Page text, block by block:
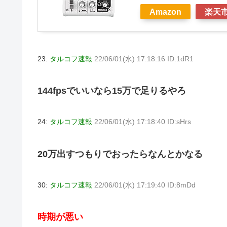
Amazon 楽天
23: タルコフ速報 22/06/01(水) 17:18:16 ID:1dR1
144fpsでいいなら15万で足りるやろ
24: タルコフ速報 22/06/01(水) 17:18:40 ID:sHrs
20万出すつもりでおったらなんとかなる
30: タルコフ速報 22/06/01(水) 17:19:40 ID:8mDd
時期が悪い